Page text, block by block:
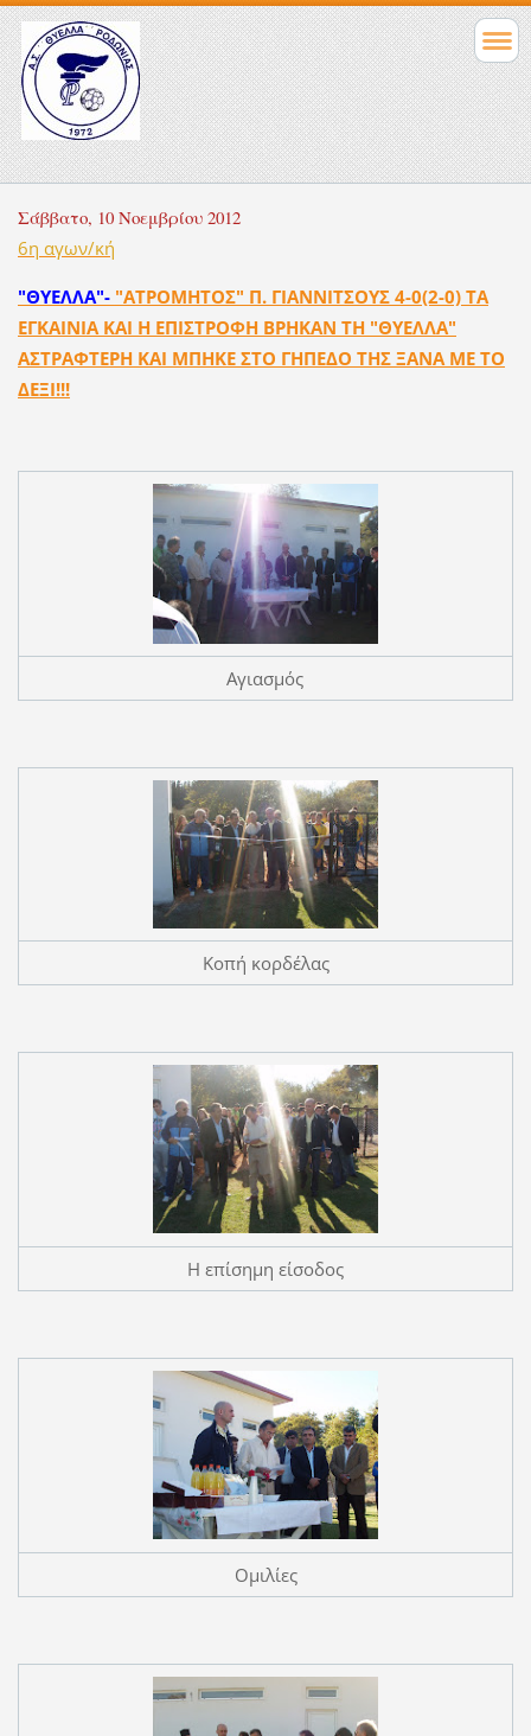
Σάββατο, 10 Νοεμβρίου 2012
6η αγων/κή
"ΘΥΕΛΛΑ"- "ΑΤΡΟΜΗΤΟΣ" Π. ΓΙΑΝΝΙΤΣΟΥΣ 4-0(2-0) ΤΑ
ΕΓΚΑΙΝΙΑ ΚΑΙ Η ΕΠΙΣΤΡΟΦΗ ΒΡΗΚΑΝ ΤΗ "ΘΥΕΛΛΑ"
ΑΣΤΡΑΦΤΕΡΗ ΚΑΙ ΜΠΗΚΕ ΣΤΟ ΓΗΠΕΔΟ ΤΗΣ ΞΑΝΑ ΜΕ ΤΟ
ΔΕΞΙ!!!
Αγιασμός
Κοπή κορδέλας
Η επίσημη είσοδος
Ομιλίες